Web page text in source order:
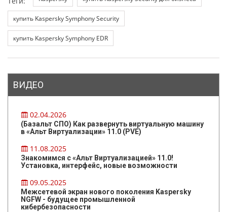
купить Kaspersky Symphony Security
купить Kaspersky Symphony EDR
ВИДЕО
02.04.2026
(Базальт СПО) Как развернуть виртуальную машину
в «Альт Виртуализации» 11.0 (PVE)
11.08.2025
Знакомимся с «Альт Виртуализацией» 11.0!
Установка, интерфейс, новые возможности
09.05.2025
Межсетевой экран нового поколения Kaspersky
NGFW - будущее промышленной
кибербезопасности